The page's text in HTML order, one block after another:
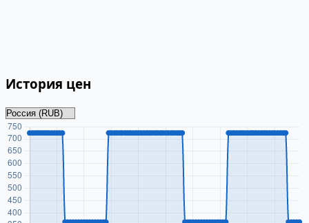
История цен